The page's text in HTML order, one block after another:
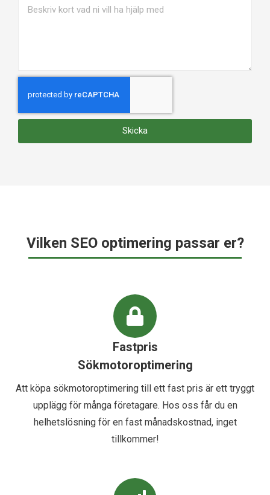
Skicka
Vilken SEO optimering passar er?
Fastpris
Sökmotoroptimering
Att köpa sökmotoroptimering till ett fast pris är ett tryggt
upplägg för många företagare. Hos oss får du en
helhetslösning för en fast månadskostnad, inget
tillkommer!